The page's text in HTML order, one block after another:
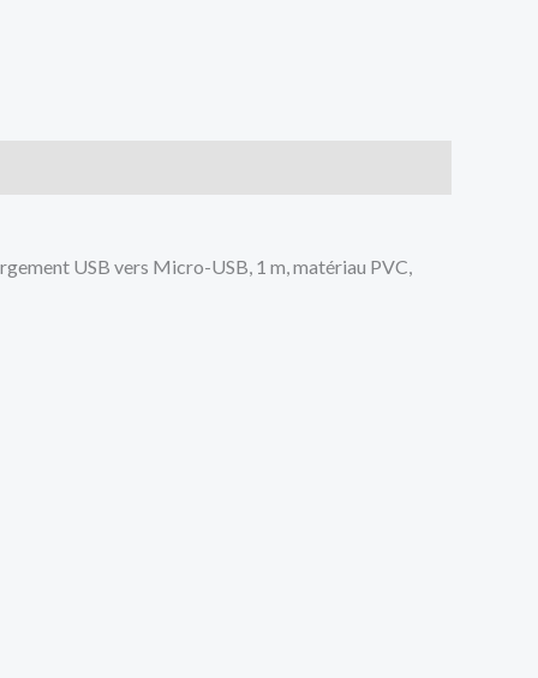
USB vers Micro-USB, 1 m, matériau PVC,